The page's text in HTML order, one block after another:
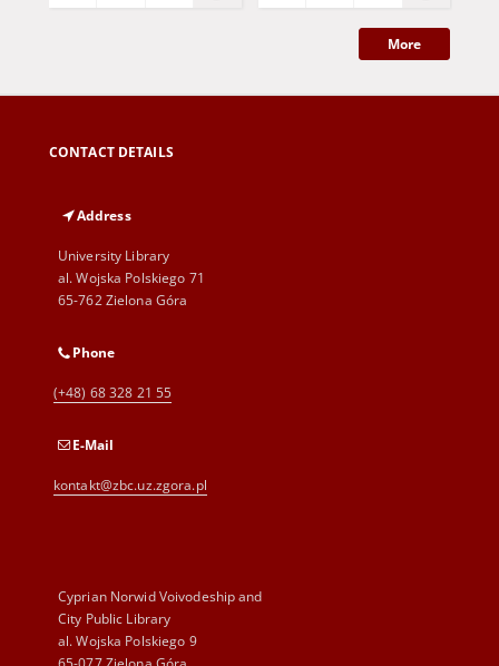
More
CONTACT DETAILS
Address
University Library
al. Wojska Polskiego 71
65-762 Zielona Góra
Phone
(+48) 68 328 21 55
E-Mail
kontakt@zbc.uz.zgora.pl
Cyprian Norwid Voivodeship and
City Public Library
al. Wojska Polskiego 9